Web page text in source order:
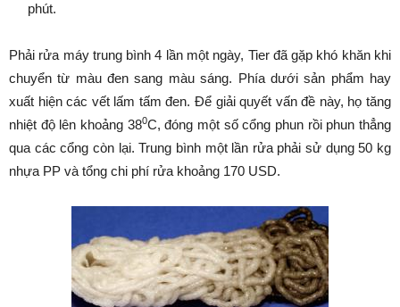
phút.
Phải rửa máy trung bình 4 lần một ngày, Tier đã gặp khó khăn khi
chuyển từ màu đen sang màu sáng. Phía dưới sản phẩm hay
xuất hiện các vết lấm tấm đen. Để giải quyết vấn đề này, họ tăng
nhiệt độ lên khoảng 380C, đóng một số cổng phun rồi phun thẳng
qua các cổng còn lại. Trung bình một lần rửa phải sử dụng 50 kg
nhựa PP và tổng chi phí rửa khoảng 170 USD.